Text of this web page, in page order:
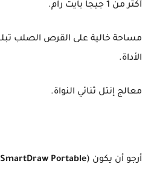
أكثر من 1 جيجا بايت رام.
الأداة.
معالج إنتل ثنائي النواة.
أرجو أن يكون (SmartDraw Portable